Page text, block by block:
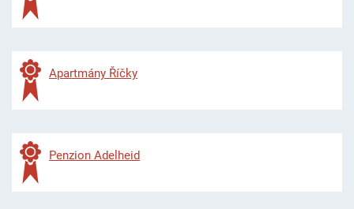
Apartmány Říčky
Penzion Adelheid